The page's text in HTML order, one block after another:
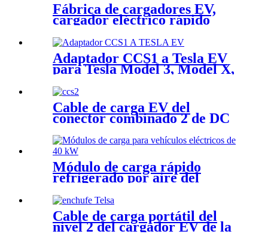
Fábrica de cargadores EV,
cargador eléctrico rápido
portátil EVSE 3.5KW EV
para vehículos de nueva
energía
Adaptador CCS1 a Tesla EV
para Tesla Model 3, Model X,
Model S y Model Y
Cable de carga EV del
conector combinado 2 de DC
CCS2
Módulo de carga rápido
refrigerado por aire del
20kw 30kW
Cable de carga portátil del
nivel 2 del cargador EV de la